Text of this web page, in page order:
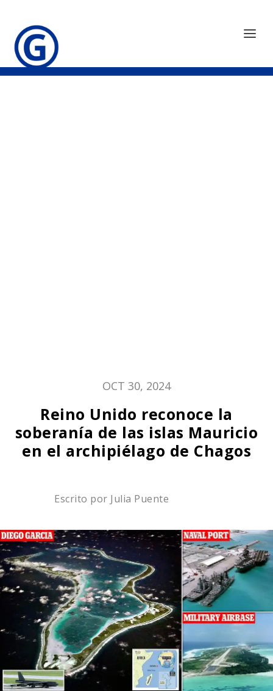
OCT 30, 2024
Reino Unido reconoce la
soberanía de las islas Mauricio
en el archipiélago de Chagos
Escrito por Julia Puente